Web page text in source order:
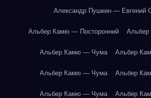
Александр Пушкин — Евгений
Альбер Камю — Посторонний
Альбер Камю — Чума Альбер
Альбер Камю — Чума Альбер
Альбер Камю — Чума Альбер